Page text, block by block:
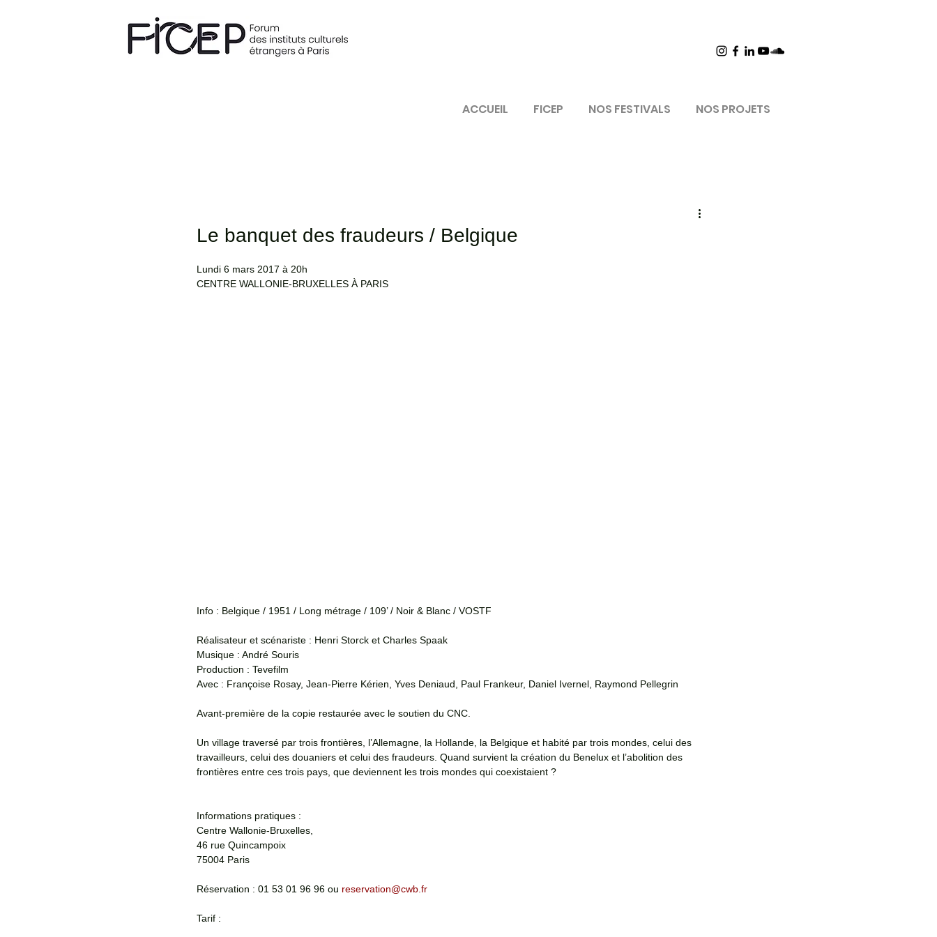
ACCUEIL FICEP NOS FESTIVALS NOS PROJETS
Le banquet des fraudeurs / Belgique
Lundi 6 mars 2017 à 20h
CENTRE WALLONIE-BRUXELLES À PARIS
Info : Belgique / 1951 / Long métrage / 109’ / Noir & Blanc / VOSTF
Réalisateur et scénariste : Henri Storck et Charles Spaak
Musique : André Souris
Production : Tevefilm
Avec : Françoise Rosay, Jean-Pierre Kérien, Yves Deniaud, Paul Frankeur, Daniel Ivernel, Raymond Pellegrin
Avant-première de la copie restaurée avec le soutien du CNC.
Un village traversé par trois frontières, l’Allemagne, la Hollande, la Belgique et habité par trois mondes, celui des
travailleurs, celui des douaniers et celui des fraudeurs. Quand survient la création du Benelux et l’abolition des
frontières entre ces trois pays, que deviennent les trois mondes qui coexistaient ?
Informations pratiques :
Centre Wallonie-Bruxelles,
46 rue Quincampoix
75004 Paris
Réservation : 01 53 01 96 96 ou reservation@cwb.fr
Tarif :